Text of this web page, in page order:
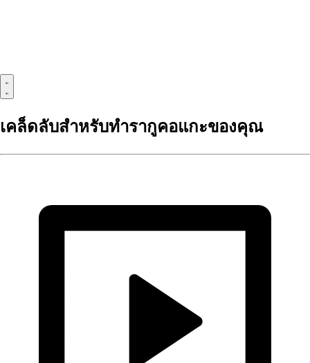
เคล็ดลับสำหรับทำรากูคอแกะของคุณ